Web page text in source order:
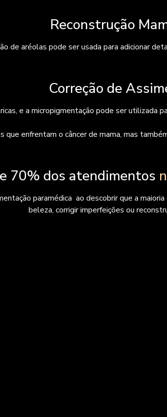
Reconstrução
de aréolas pode ser usada para adicionar
Correção de
e a micropigmentação pode ser utilizada
enfrentam o câncer de mama, mas
70% dos atendimentos
paramédica ao descobrir que a
beleza, corrigir imperfeições ou